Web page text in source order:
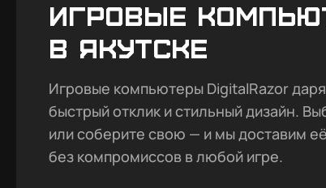
Игровые
в Якутске
Игровые компьютеры DigitalRazor
быстрый отклик и стильный дизайн.
или соберите свою — и мы доставим
без компромиссов в любой игре.